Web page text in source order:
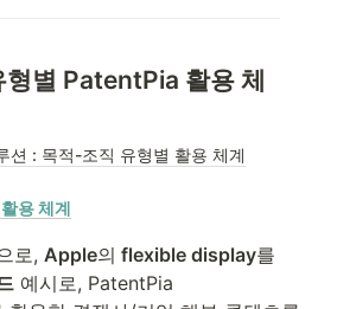
로, Apple의 flexible display
예시로, PatentPia